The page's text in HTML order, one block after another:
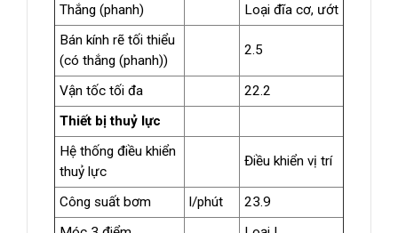
Thắng (phanh)
Loại đĩa cơ, ướt
Bán kính rẽ tối thiểu
(có thắng (phanh))
2.5
Vận tốc tối đa
22.2
Thiết bị thuỷ lực
Hệ thống điều khiển
thuỷ lực
Điều khiển vị trí
Công suất bơm l/phút
23.9